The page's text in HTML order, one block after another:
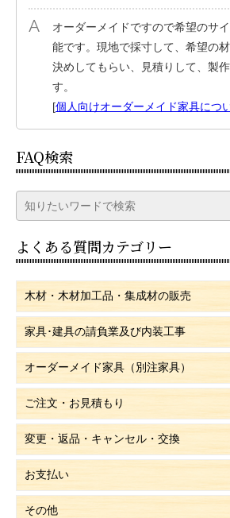
オーダーメイドですので希望のサ
能です。現地で採寸して、希望の
決めしてもらい、見積りして、製
す。
[個人向けオーダーメイド家具につ
FAQ検索
よくある質問カテゴリー
木材・木材加工品・集成材の販売
家具･建具の請負業及び内装工事
オーダーメイド家具（別注家具）
ご注文・お見積もり
変更・返品・キャンセル・交換
お支払い
その他